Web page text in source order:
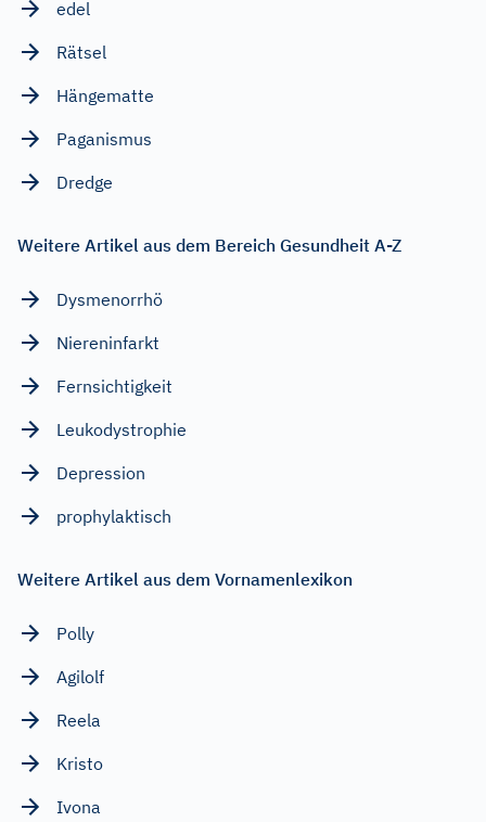
edel
Rätsel
Hängematte
Paganismus
Dredge
Weitere Artikel aus dem Bereich Gesundheit A-Z
Dysmenorrhö
Niereninfarkt
Fernsichtigkeit
Leukodystrophie
Depression
prophylaktisch
Weitere Artikel aus dem Vornamenlexikon
Polly
Agilolf
Reela
Kristo
Ivona